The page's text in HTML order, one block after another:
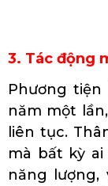
3. Tác động
Phương tiện
năm một
liên tục.
mà bất kỳ
năng lượng,